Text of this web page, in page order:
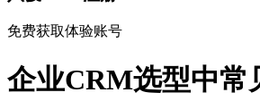
免费获取体验账号
企业CRM选型中常